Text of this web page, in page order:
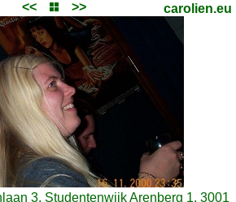
<< >> carolien.eu
3, Studentenwijk Arenberg 1, 3001